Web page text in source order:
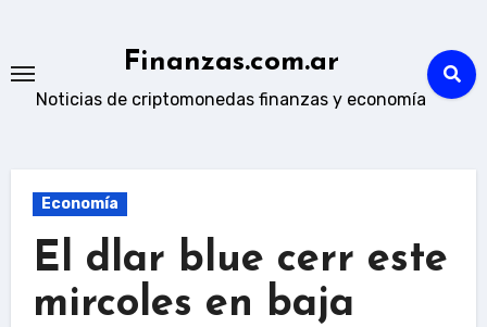
content
Finanzas.com.ar
Noticias de criptomonedas finanzas y economía
Economía
El dlar blue cerr este
mircoles en baja